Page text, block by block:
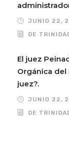
JUNIO 22,
DE
El juez
Orgánica del
juez?.
JUNIO 22,
DE